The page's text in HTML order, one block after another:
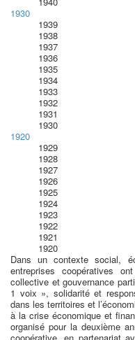
1930
1939
1938
1937
1936
1935
1934
1933
1932
1931
1930
1920
1929
1928
1927
1926
1925
1924
1923
1922
1921
1920
Dans un contexte social,
entreprises coopératives
collective et gouvernance
1 voix », solidarité et
dans les territoires et
à la crise économique et
organisé pour la deuxième